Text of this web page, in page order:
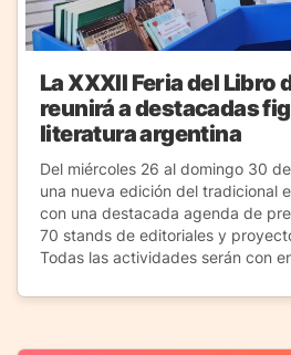
La XXXII Feria del Libro
reunirá a destacadas
literatura argentina
Del miércoles 26 al domingo 30
una nueva edición del tradicional
con una destacada agenda de
70 stands de editoriales y
Todas las actividades serán con